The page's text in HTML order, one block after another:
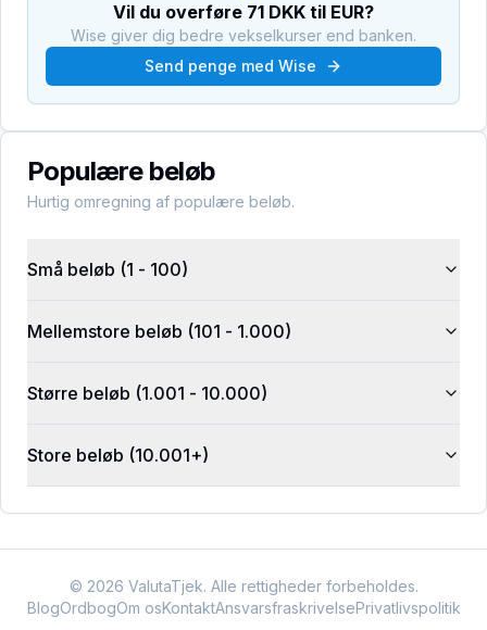
Vil du overføre 71 DKK til EUR?
Wise giver dig bedre vekselkurser end banken.
Send penge med Wise
Populære beløb
Hurtig omregning af populære beløb.
Små beløb (1 - 100)
Mellemstore beløb (101 - 1.000)
Større beløb (1.001 - 10.000)
Store beløb (10.001+)
© 2026 ValutaTjek. Alle rettigheder forbeholdes.
BlogOrdbogOm osKontaktAnsvarsfraskrivelsePrivatlivspolitik